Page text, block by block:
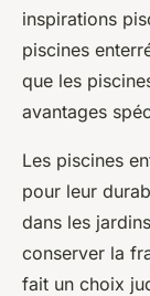
inspirations
piscines
que les
avantages
Les piscines
pour leur
dans les
conserver la
fait un choix